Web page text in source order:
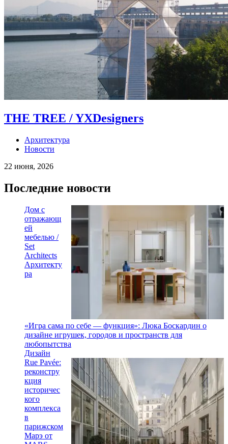
THE TREE / YXDesigners
Архитектура
Новости
22 июня, 2026
Последние новости
Дом с
отражающ
ей
мебелью /
Set
Architects
Архитекту
ра
«Игра сама по себе — функция»: Люка Боскардин о
дизайне игрушек, городов и пространств для
любопытства
Дизайн
Rue Pavée:
реконстру
кция
историчес
кого
комплекса
в
парижском
Марэ от